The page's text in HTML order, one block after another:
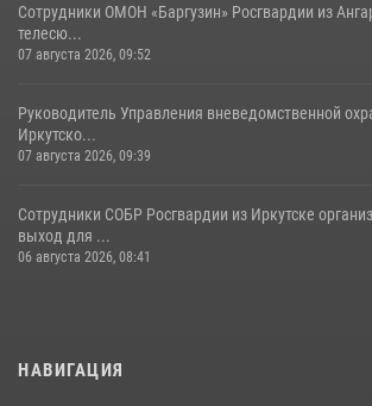
Сотрудники ОМОН «Баргузин» Росгвардии из
телесю...
07 августа 2026, 09:52
Руководитель Управления вневедомственной
Иркутско...
07 августа 2026, 09:39
Сотрудники СОБР Росгвардии из Иркутске
выход для ...
06 августа 2026, 08:41
НАВИГАЦИЯ